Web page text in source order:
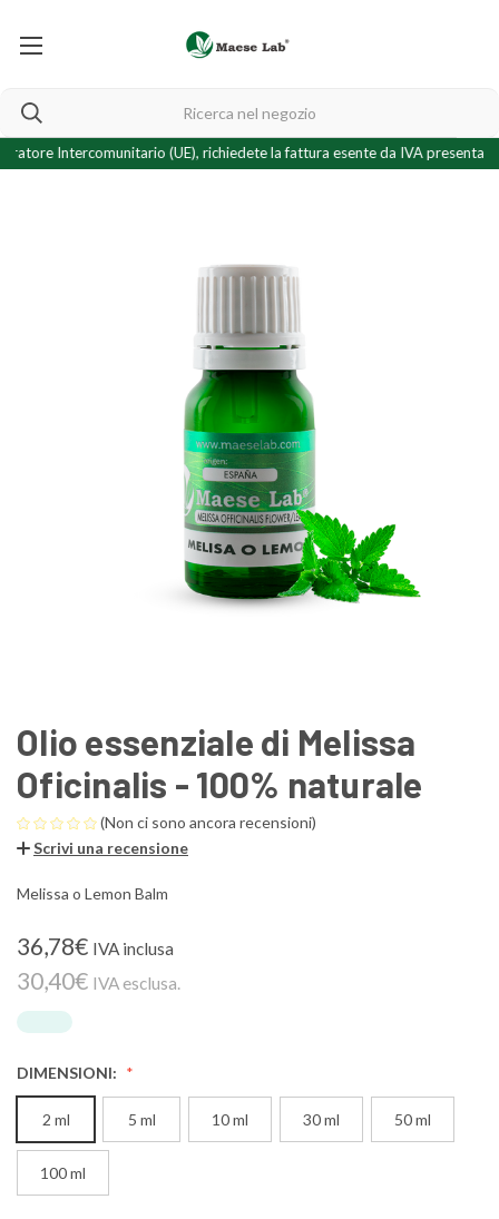
Intercomunitario (UE), richiedete la fattura esente da IVA presentando il
Olio essenziale di Melissa
Oficinalis - 100% naturale
(Non ci sono ancora recensioni)
Scrivi una recensione
Melissa o Lemon Balm
36,78€ IVA inclusa
30,40€ IVA esclusa.
DIMENSIONI:
2 ml 5 ml 10 ml 30 ml 50 ml
100 ml